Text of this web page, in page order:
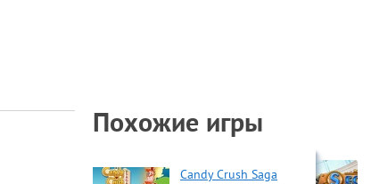
Похожие игры
Candy Crush Saga